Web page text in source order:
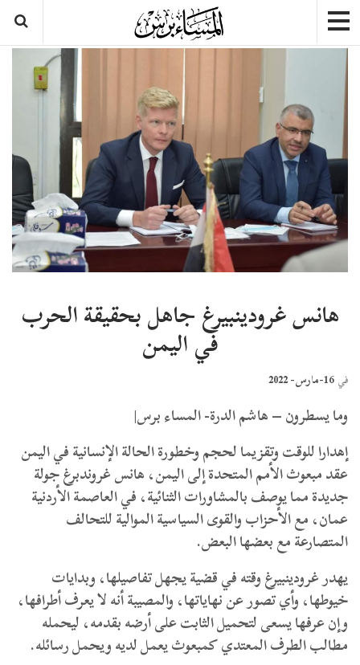
هانس غرودينبيرغ جاهل بحقيقة الحرب
في اليمن
في 16-مارس- 2022
وما يسطرون – هاشم الدرة- المساء برس|
إهدارا للوقت وتقزيما لحجم وخطورة الحالة الإنسانية في اليمن
عقد مبعوث الأمم المتحدة إلى اليمن، هانس غروندبرغ جولة
جديدة مما يوصف بالمشاورات الثنائية، في العاصمة الأردنية
عمان، مع الأحزاب والقوى السياسية الموالية للتحالف
المتصارعة مع بعضها البعض.
يهدر غرودينبيرغ وقته في قضية يجهل تفاصيلها، وبدايات
خيوطها، وأي تصور عن نهاياتها، والمصيبة أنه لا يعرف أطرافها،
وإن عرفها يسعى لتحميل الثابت على أرضه بقدمه، ليحمله
مطالب الطرف المعتدي كمبعوث يعمل لديه ويحمل رسائله.